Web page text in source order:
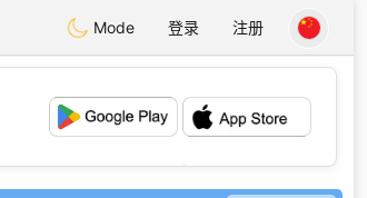
Mode 登录 注册
💕